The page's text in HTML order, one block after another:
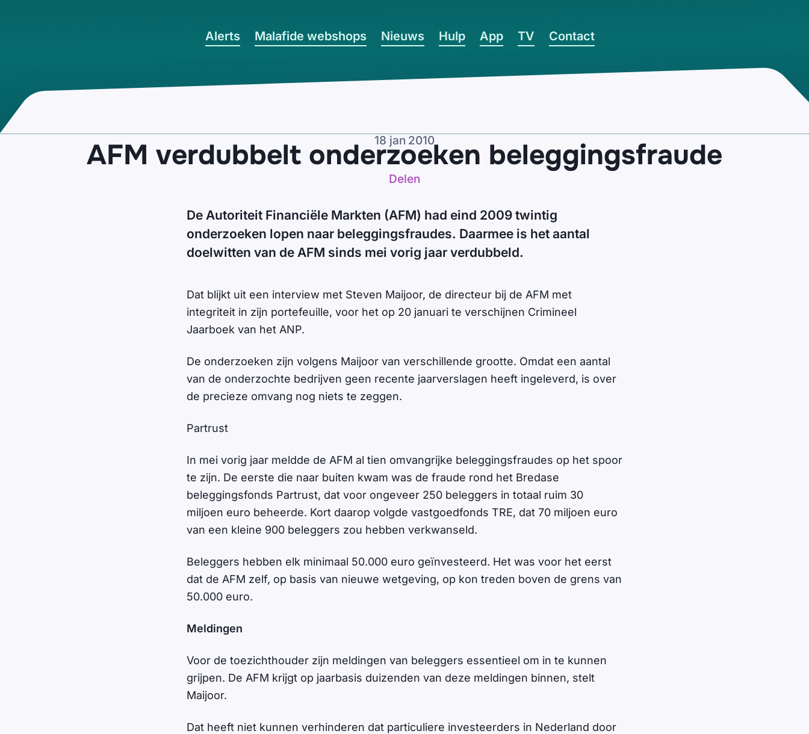
Alerts Malafide webshops Nieuws Hulp App TV Contact
18 jan 2010
AFM verdubbelt onderzoeken beleggingsfraude
Delen
De Autoriteit Financiële Markten (AFM) had eind 2009 twintig
onderzoeken lopen naar beleggingsfraudes. Daarmee is het aantal
doelwitten van de AFM sinds mei vorig jaar verdubbeld.
Dat blijkt uit een interview met Steven Maijoor, de directeur bij de AFM met
integriteit in zijn portefeuille, voor het op 20 januari te verschijnen Crimineel
Jaarboek van het ANP.
De onderzoeken zijn volgens Maijoor van verschillende grootte. Omdat een aantal
van de onderzochte bedrijven geen recente jaarverslagen heeft ingeleverd, is over
de precieze omvang nog niets te zeggen.
Partrust
In mei vorig jaar meldde de AFM al tien omvangrijke beleggingsfraudes op het spoor
te zijn. De eerste die naar buiten kwam was de fraude rond het Bredase
beleggingsfonds Partrust, dat voor ongeveer 250 beleggers in totaal ruim 30
miljoen euro beheerde. Kort daarop volgde vastgoedfonds TRE, dat 70 miljoen euro
van een kleine 900 beleggers zou hebben verkwanseld.
Beleggers hebben elk minimaal 50.000 euro geïnvesteerd. Het was voor het eerst
dat de AFM zelf, op basis van nieuwe wetgeving, op kon treden boven de grens van
50.000 euro.
Meldingen
Voor de toezichthouder zijn meldingen van beleggers essentieel om in te kunnen
grijpen. De AFM krijgt op jaarbasis duizenden van deze meldingen binnen, stelt
Maijoor.
Dat heeft niet kunnen verhinderen dat particuliere investeerders in Nederland door